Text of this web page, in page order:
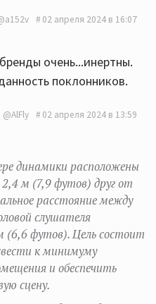
02 апреля 2024 в 16:07
очень...инертны.
поклонников.
@AlFly 02 апреля 2024 в 13:59
динамики расположены
м (7,9 футов) друг от
расстояние между
слушателя
(6,6 футов). Цель состоит
к минимуму
и обеспечить
сцену.